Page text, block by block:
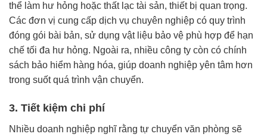
thể làm hư hỏng hoặc thất lạc tài sản, thiết bị quan trọng.
Các đơn vị cung cấp dịch vụ chuyên nghiệp có quy trình
đóng gói bài bản, sử dụng vật liệu bảo vệ phù hợp để hạn
chế tối đa hư hỏng. Ngoài ra, nhiều công ty còn có chính
sách bảo hiểm hàng hóa, giúp doanh nghiệp yên tâm hơn
trong suốt quá trình vận chuyển.
3. Tiết kiệm chi phí
Nhiều doanh nghiệp nghĩ rằng tự chuyển văn phòng sẽ